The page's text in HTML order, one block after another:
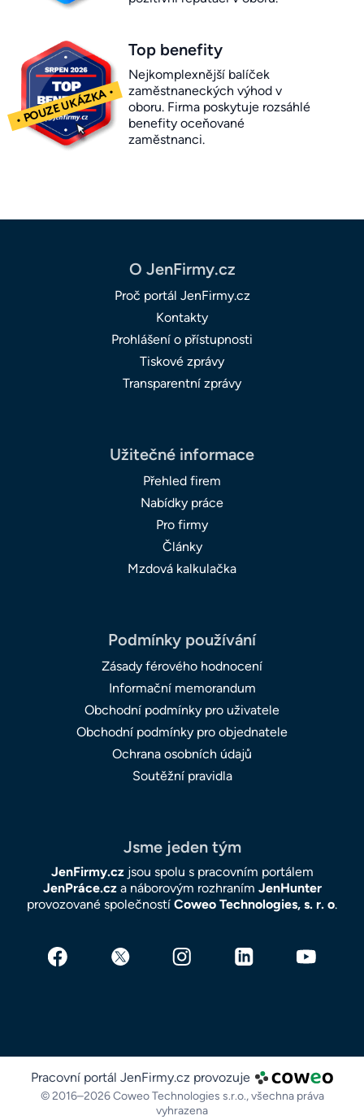
Top benefity
Nejkomplexnější balíček
zaměstnaneckých výhod v
oboru. Firma poskytuje rozsáhlé
benefity oceňované
zaměstnanci.
O JenFirmy.cz
Proč portál JenFirmy.cz
Kontakty
Prohlášení o přístupnosti
Tiskové zprávy
Transparentní zprávy
Užitečné informace
Přehled firem
Nabídky práce
Pro firmy
Články
Mzdová kalkulačka
Podmínky používání
Zásady férového hodnocení
Informační memorandum
Obchodní podmínky pro uživatele
Obchodní podmínky pro objednatele
Ochrana osobních údajů
Soutěžní pravidla
Jsme jeden tým
JenFirmy.czjsou spolu s pracovním portálem
JenPráce.cza náborovým rozhraním JenHunter
provozované společností Coweo Technologies, s. r. o.
Pracovní portál JenFirmy.cz provozuje
© 2016–2026 Coweo Technologies s.r.o.,všechna práva
vyhrazena